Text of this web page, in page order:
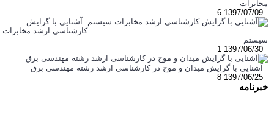
مخابرات
1397/07/09
6
آشنایی با گرایش
کارشناسی ارشد مخابرات
سیستم
1397/06/30
1
آشنایی با گرایش میدان و موج در کارشناسی ارشد رشته مهندسی برق
1397/06/25
8
خبرنامه